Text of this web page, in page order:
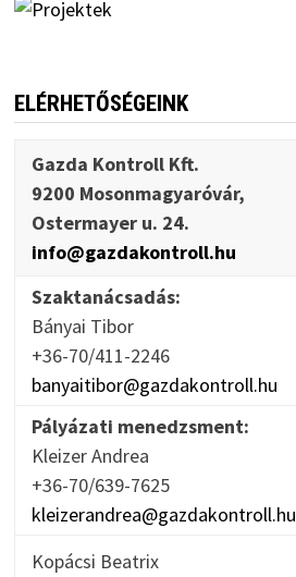
ELÉRHETŐSÉGEINK
Gazda Kontroll Kft.
9200 Mosonmagyaróvár,
Ostermayer u. 24.
info@gazdakontroll.hu
Szaktanácsadás:
Bányai Tibor
+36-70/411-2246
banyaitibor@gazdakontroll.hu
Pályázati menedzsment:
Kleizer Andrea
+36-70/639-7625
kleizerandrea@gazdakontroll.hu
Kopácsi Beatrix